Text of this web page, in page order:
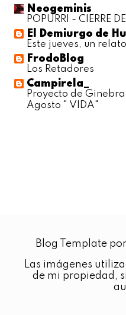
Neogeminis
POPURRI - CIERRE
El Demiurgo de
Este jueves, un
FrodoBlog
Los Retadores
Campirela_
Proyecto de
Agosto " VIDA"
Blog Template
Las imágenes
de mi propiedad,